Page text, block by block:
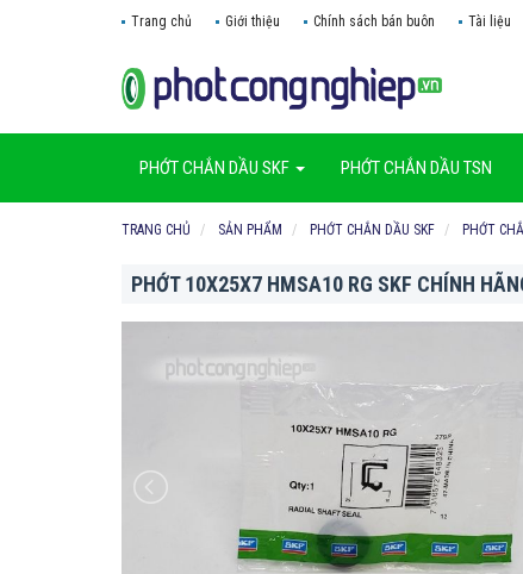
Trang chủ Giới thiệu Chính sách bán buôn Tài liệu
PHỚT CHẮN DẦU SKF PHỚT CHẮN DẦU TSN
TRANG CHỦ SẢN PHẨM PHỚT CHẮN DẦU SKF PHỚT
PHỚT 10X25X7 HMSA10 RG SKF CHÍNH